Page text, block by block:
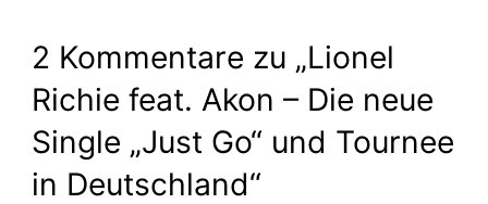
2 Kommentare zu „Lionel
Richie feat. Akon – Die neue
Single „Just Go“ und Tournee
in Deutschland“